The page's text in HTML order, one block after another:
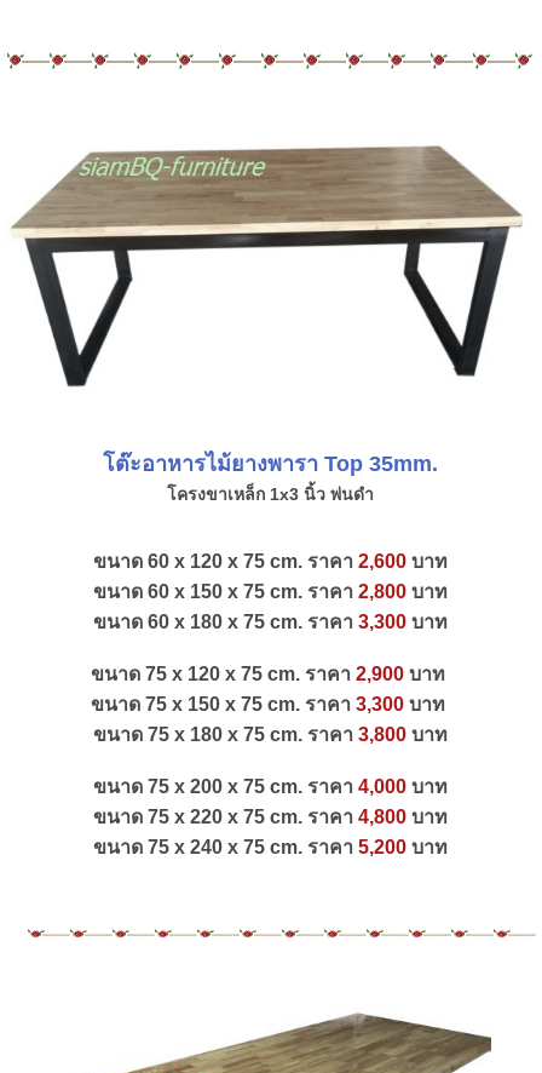
โต๊ะอาหารไม้ยางพารา Top 35mm.
โครงขาเหล็ก 1x3 นิ้ว พ่นดำ
ขนาด 60 x 120 x 75 cm. ราคา2,600บาท
ขนาด 60 x 150 x 75 cm. ราคา2,800 บาท
ขนาด 60 x 180 x 75 cm. ราคา3,300 บาท
ขนาด 75 x 120 x 75 cm. ราคา 2,900 บาท
ขนาด 75 x 150 x 75 cm. ราคา3,300 บาท
ขนาด 75 x 180 x 75 cm. ราคา3,800 บาท
ขนาด 75 x 200 x 75 cm. ราคา 4,000บาท
ขนาด 75 x 220 x 75 cm. ราคา4,800บาท
ขนาด 75 x 240 x 75 cm. ราคา5,200 บาท